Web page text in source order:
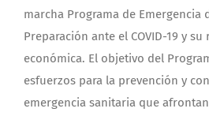
marcha Programa de Emergencia
Preparación ante el COVID-19 y su
económica. El objetivo del
esfuerzos para la prevención y
emergencia sanitaria que